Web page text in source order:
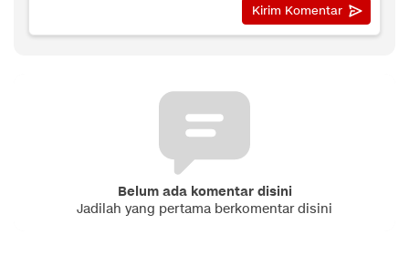
Belum ada komentar disini
Jadilah yang pertama berkomentar disini